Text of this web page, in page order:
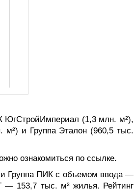
(1,3 млн. м²),
и Группа Эталон (960,5 тыс.
ознакомиться по ссылке.
Группа ПИК с объемом ввода —
153,7 тыс. м² жилья. Рейтинг